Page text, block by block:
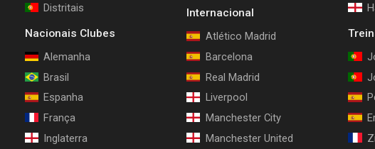
Distritais
Nacionais Clubes
Alemanha
Brasil
Espanha
França
Inglaterra
Internacional
Atlético Madrid
Barcelona
Real Madrid
Liverpool
Manchester City
Manchester United